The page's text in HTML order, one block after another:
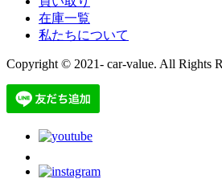
在庫一覧
私たちについて
Copyright © 2021- car-value. All Rights